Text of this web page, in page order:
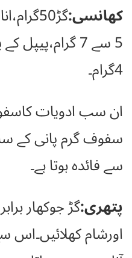
کھانسی:
4گرام۔
سفوف گرم پانی کے
سے فائدہ ہوتا ہے۔
پتھری:گڑ جوکھار
اورشام